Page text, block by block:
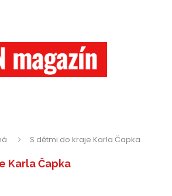
S dětmi do kraje Karla Čapka
Karla Čapka